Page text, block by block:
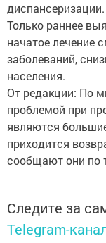
диспансеризации.
Только раннее
начатое лечение
заболеваний,
населения.
От редакции: По
проблемой при
являются
приходится
сообщают они по
Следите за
Telegram-